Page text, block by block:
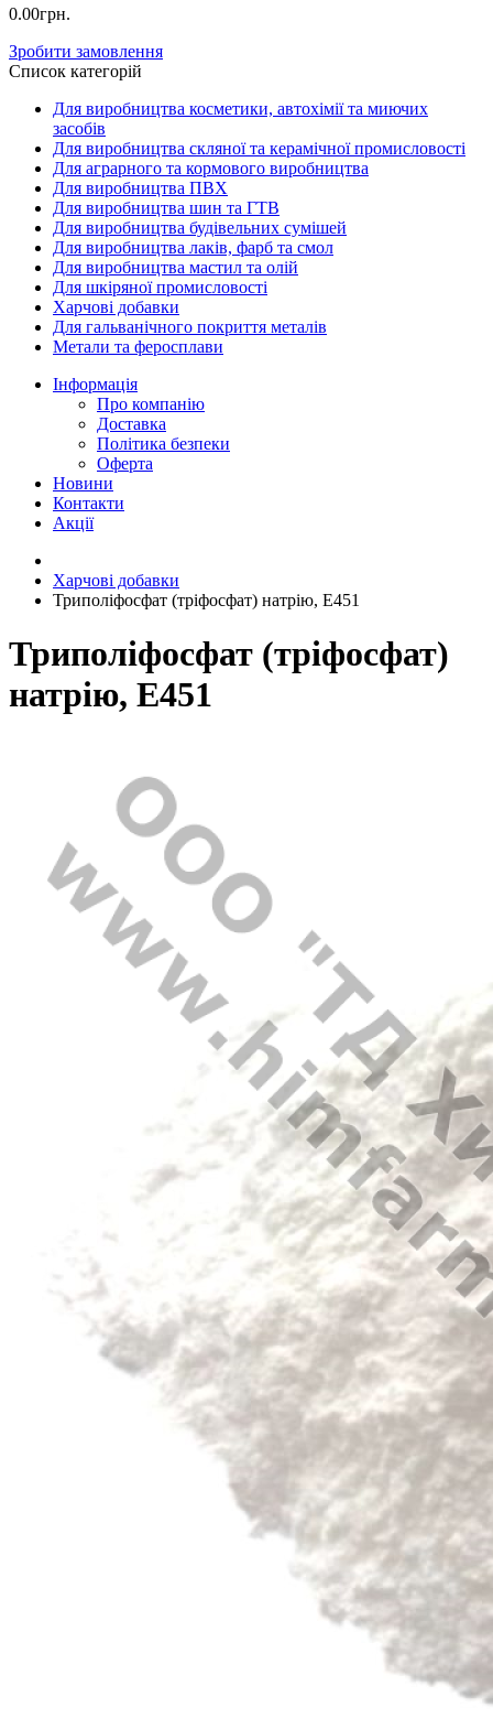
0.00грн.
Зробити замовлення
Список категорій
Для виробництва косметики, автохімії та миючих
засобів
Для виробництва скляної та керамічної промисловості
Для аграрного та кормового виробництва
Для виробництва ПВХ
Для виробництва шин та ГТВ
Для виробництва будівельних сумішей
Для виробництва лаків, фарб та смол
Для виробництва мастил та олій
Для шкіряної промисловості
Харчові добавки
Для гальванічного покриття металів
Метали та феросплави
Інформація
Про компанію
Доставка
Політика безпеки
Оферта
Новини
Контакти
Акції
Харчові добавки
Триполіфосфат (тріфосфат) натрію, Е451
Триполіфосфат (тріфосфат)
натрію, Е451